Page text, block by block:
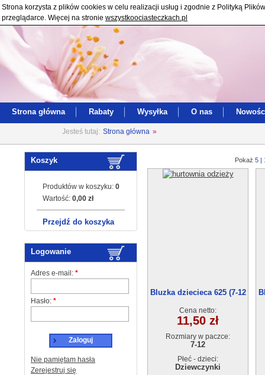
Strona korzysta z plików cookies w celu realizacji usług i zgodnie z Polityką
przeglądarce. Więcej na stronie wszystkoociasteczkach.pl
Strona główna Rabaty Wysyłka O nas
Jesteś tutaj: Strona główna »
Koszyk
Produktów w koszyku: 0
Wartość: 0,00 zł
Przejdź do koszyka
Logowanie
Adres e-mail: *
Hasło: *
Zaloguj
Nie pamiętam hasła
Zerejestruj się
Pokaż 5 |
Bluzka dziecieca 625 (7-12
Cena netto:
11,50 zł
Rozmiary w paczce:
7-12
Płeć - dzieci:
Dziewczynki